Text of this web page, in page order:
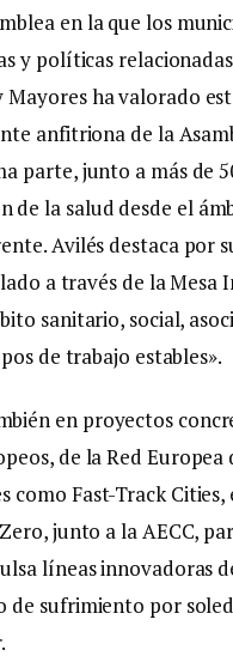
en la que los
y políticas
ha valorado
anfitriona de la
parte, junto a más de
la salud desde el
Avilés destaca por
a través de la Mesa
sanitario, social,
de trabajo estables».
en proyectos
de la Red
como Fast-Track
junto a la AECC,
líneas innovadoras
de sufrimiento por